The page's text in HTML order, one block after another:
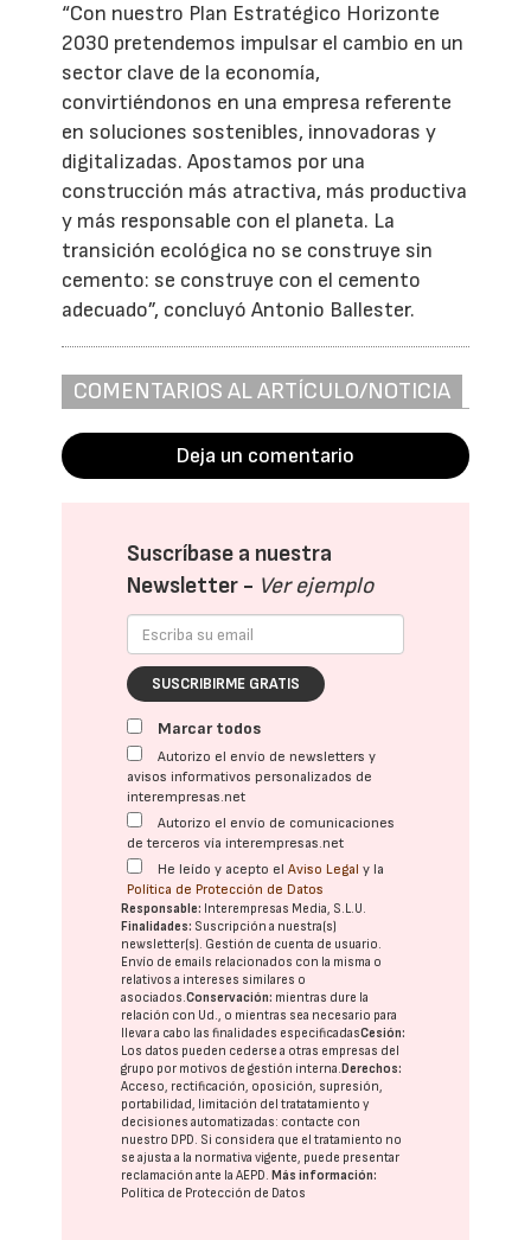
“Con nuestro Plan Estratégico Horizonte
2030 pretendemos impulsar el cambio en un
sector clave de la economía,
convirtiéndonos en una empresa referente
en soluciones sostenibles, innovadoras y
digitalizadas. Apostamos por una
construcción más atractiva, más productiva
y más responsable con el planeta. La
transición ecológica no se construye sin
cemento: se construye con el cemento
adecuado”, concluyó Antonio Ballester.
COMENTARIOS AL ARTÍCULO/NOTICIA
Deja un comentario
Suscríbase a nuestra
Newsletter - Ver ejemplo
SUSCRIBIRME GRATIS
Marcar todos
Autorizo el envío de newsletters y
avisos informativos personalizados de
interempresas.net
Autorizo el envío de comunicaciones
de terceros vía interempresas.net
He leído y acepto elAviso Legal y la
Política de Protección de Datos
Responsable: Interempresas Media, S.L.U.
Finalidades: Suscripción a nuestra(s)
newsletter(s). Gestión de cuenta de usuario.
Envío de emails relacionados con la misma o
relativos a intereses similares o
asociados.Conservación: mientras dure la
relación con Ud., o mientras sea necesario para
llevar a cabo las finalidades especificadasCesión:
Los datos pueden cederse a otras empresas del
grupo por motivos de gestión interna. Derechos:
Acceso, rectificación, oposición, supresión,
portabilidad, limitación del tratatamiento y
decisiones automatizadas: contacte con
nuestro DPD. Si considera que el tratamiento no
se ajusta a la normativa vigente, puede presentar
reclamación ante laAEPD. Más información:
Política de Protección de Datos